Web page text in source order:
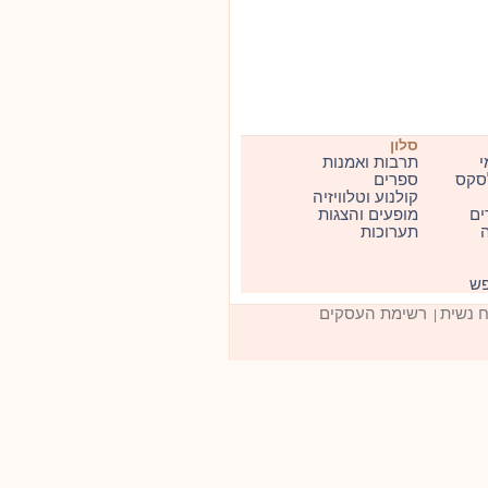
סלון
תרבות ואמנות
ספרים
קולנוע וטלוויזיה
מופעים והצגות
תערוכות
נשית רשימת העסקים